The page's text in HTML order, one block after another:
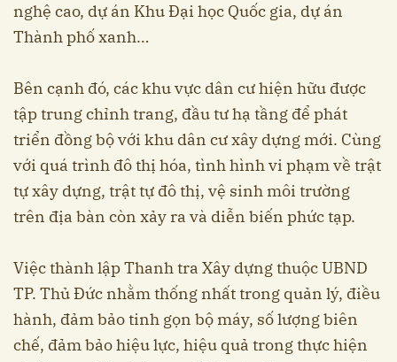
nghệ cao, dự án Khu Đại học Quốc gia, dự án
Thành phố xanh…
Bên cạnh đó, các khu vực dân cư hiện hữu được
tập trung chỉnh trang, đầu tư hạ tầng để phát
triển đồng bộ với khu dân cư xây dựng mới. Cùng
với quá trình đô thị hóa, tình hình vi phạm về trật
tự xây dựng, trật tự đô thị, vệ sinh môi trường
trên địa bàn còn xảy ra và diễn biến phức tạp.
Việc thành lập Thanh tra Xây dựng thuộc UBND
TP. Thủ Đức nhằm thống nhất trong quản lý, điều
hành, đảm bảo tinh gọn bộ máy, số lượng biên
chế, đảm bảo hiệu lực, hiệu quả trong thực hiện